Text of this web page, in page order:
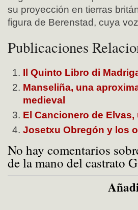
su proyección en tierras
figura de Berenstad, cuya
Publicaciones
Il Quinto Libro di
Manseliña, una
medieval
El Cancionero de
Josetxu Obregón y los
No hay comentarios
de la mano del castrato